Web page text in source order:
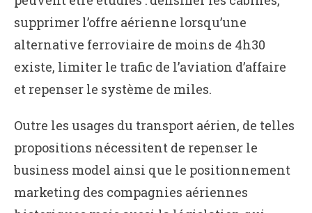
supprimer l’offre aérienne lorsqu’une
alternative ferroviaire de moins de 4h30
existe, limiter le trafic de l’aviation d’affaire
et repenser le système de miles.
Outre les usages du transport aérien, de telles
propositions nécessitent de repenser le
business model ainsi que le positionnement
marketing des compagnies aériennes